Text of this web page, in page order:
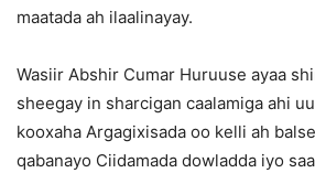
maatada ah ilaalinayay.
Wasiir Abshir Cumar Huruuse ayaa
sheegay in sharcigan caalamiga ahi
kooxaha Argagixisada oo kelli ah
qabanayo Ciidamada dowladda iyo